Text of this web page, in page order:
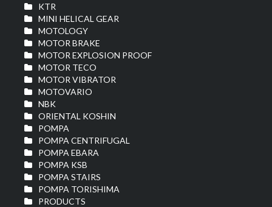
KTR
MINI HELICAL GEAR
MOTOLOGY
MOTOR BRAKE
MOTOR EXPLOSION PROOF
MOTOR TECO
MOTOR VIBRATOR
MOTOVARIO
NBK
ORIENTAL KOSHIN
POMPA
POMPA CENTRIFUGAL
POMPA EBARA
POMPA KSB
POMPA STAIRS
POMPA TORISHIMA
PRODUCTS